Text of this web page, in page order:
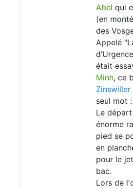
Abel qui
(en
des
Appelé
était
Minh, ce
Zinswiller
seul mot
Le
énorme
pied se
en
pour le
bac.
Lors de